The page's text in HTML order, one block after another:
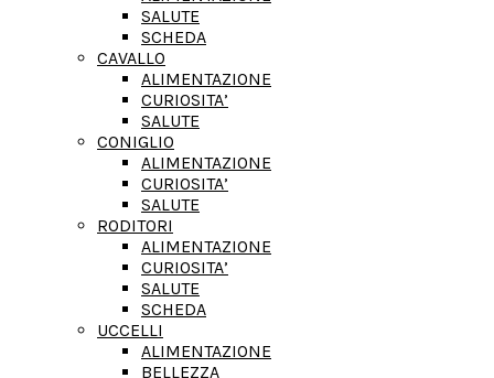
SALUTE
SCHEDA
CAVALLO
ALIMENTAZIONE
CURIOSITA’
SALUTE
CONIGLIO
ALIMENTAZIONE
CURIOSITA’
SALUTE
RODITORI
ALIMENTAZIONE
CURIOSITA’
SALUTE
SCHEDA
UCCELLI
ALIMENTAZIONE
BELLEZZA